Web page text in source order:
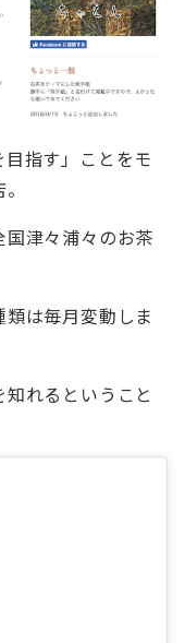
目指す」ことをモ
津々浦々のお茶
は毎月変動しま
れるということ